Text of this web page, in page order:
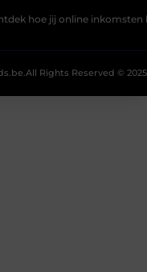
hoe jij online
All Rights Reserved © 2025